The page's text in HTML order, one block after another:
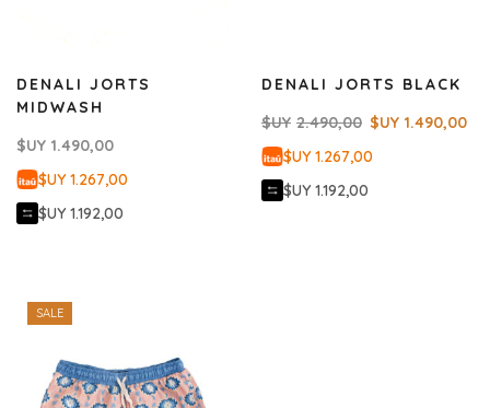
DENALI JORTS
MIDWASH
$UY 1.490,00
$UY 1.267,00
$UY 1.192,00
DENALI JORTS BLACK
$UY 2.490,00 $UY 1.490,00
$UY 1.267,00
$UY 1.192,00
SALE